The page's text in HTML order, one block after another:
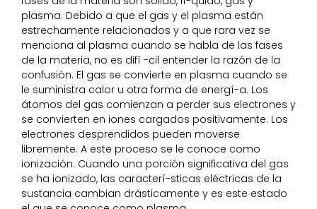
plasma. Debido a que el gas y el plasma están
estrechamente relacionados y a que rara vez se
menciona al plasma cuando se habla de las fases
de la materia, no es difí -cil entender la razón de la
confusión. El gas se convierte en plasma cuando se
le suministra calor u otra forma de energí-a. Los
átomos del gas comienzan a perder sus electrones y
se convierten en iones cargados positivamente. Los
electrones desprendidos pueden moverse
libremente. A este proceso se le conoce como
ionización. Cuando una porción significativa del gas
se ha ionizado, las caracterí-sticas eléctricas de la
sustancia cambian drásticamente y es este estado